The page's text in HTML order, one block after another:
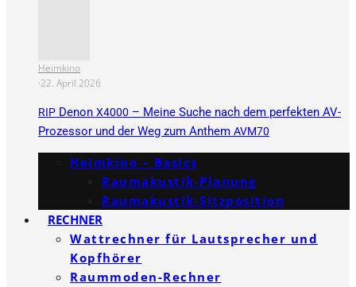
Heimkino
·22. April 2026
RIP Denon X4000 – Meine Suche nach dem perfekten AV-
Prozessor und der Weg zum Anthem AVM70
Heimkino – Basics
Raumakustik-Planung
Raumakustik-Sitzposition
RECHNER
Wattrechner für Lautsprecher und
Kopfhörer
Raummoden-Rechner